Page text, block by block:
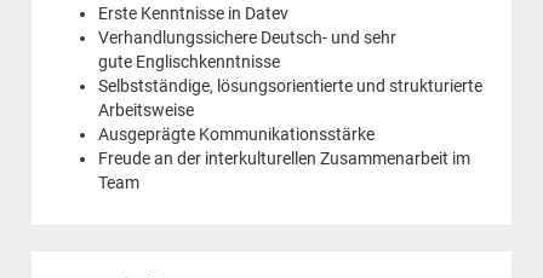
Erste Kenntnisse in Datev
Verhandlungssichere Deutsch- und sehr
gute Englischkenntnisse
Selbstständige, lösungsorientierte und strukturierte
Arbeitsweise
Ausgeprägte Kommunikationsstärke
Freude an der interkulturellen Zusammenarbeit im
Team